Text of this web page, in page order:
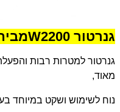
גנרטור 2200 W
גנרטור למטרות רבות
מאוד,
נוח לשימוש ושקט במיוחד